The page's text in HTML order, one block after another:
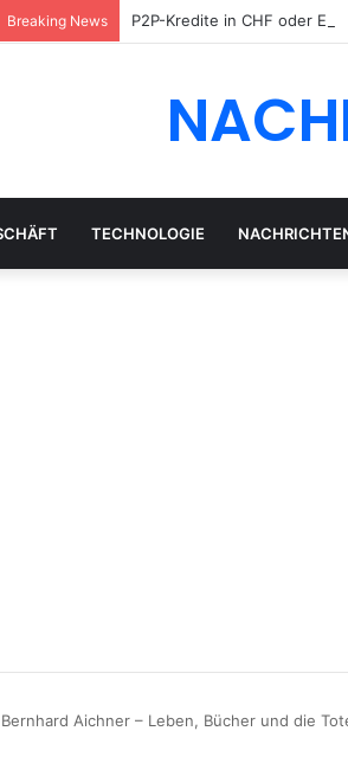
Breaking News P2P-Kredite in CHF oder
TECHNOLOGIE
Bernhard Aichner – Leben, Bücher und die